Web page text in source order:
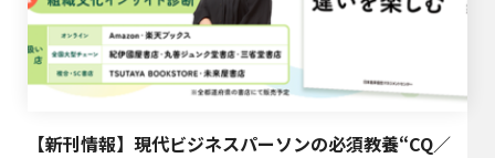
【新刊情報】現代ビジネスパーソンの必須教養“CQ／